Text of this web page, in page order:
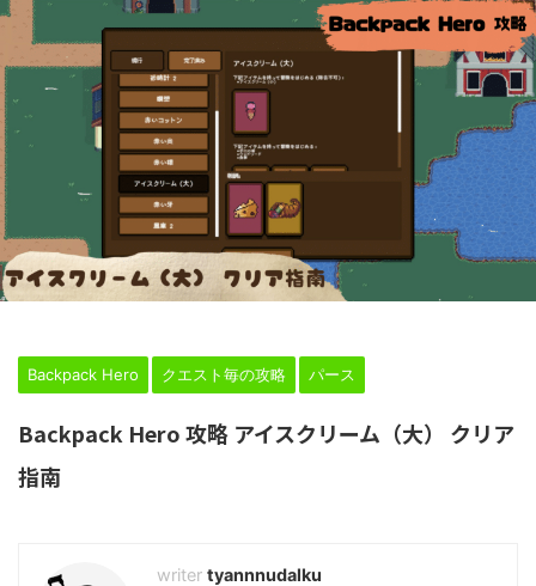
Backpack Hero クエスト毎の攻略 パース
Backpack Hero 攻略 アイスクリーム（大） クリア
指南
tyannnudalku